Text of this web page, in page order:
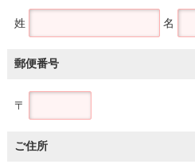
姓 名
郵便番号
〒
ご住所